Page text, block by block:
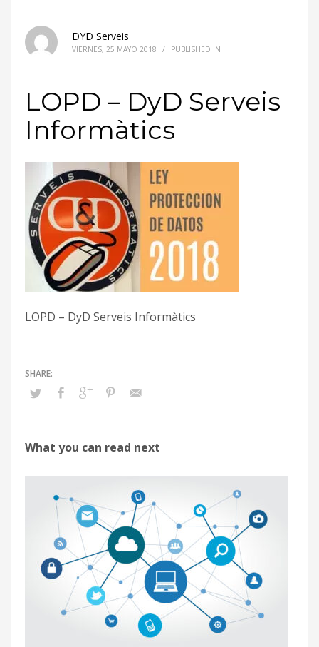
DYD Serveis
VIERNES, 25 MAYO 2018 / PUBLISHED IN
LOPD – DyD Serveis
Informàtics
LOPD – DyD Serveis Informàtics
What you can read next